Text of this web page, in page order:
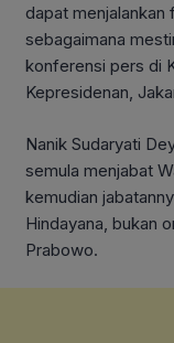
dapat menjalankan
sebagaimana
konferensi pers di
Kepresidenan,
Nanik Sudaryati
semula menjabat
kemudian
Hindayana, bukan
Prabowo.